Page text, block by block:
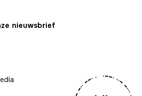
nieuwsbrief